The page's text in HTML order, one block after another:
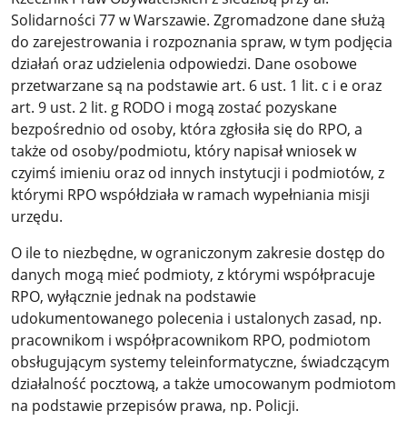
Solidarności 77 w Warszawie. Zgromadzone dane służą
do zarejestrowania i rozpoznania spraw, w tym podjęcia
działań oraz udzielenia odpowiedzi. Dane osobowe
przetwarzane są na podstawie art. 6 ust. 1 lit. c i e oraz
art. 9 ust. 2 lit. g RODO i mogą zostać pozyskane
bezpośrednio od osoby, która zgłosiła się do RPO, a
także od osoby/podmiotu, który napisał wniosek w
czyimś imieniu oraz od innych instytucji i podmiotów, z
którymi RPO współdziała w ramach wypełniania misji
urzędu.
O ile to niezbędne, w ograniczonym zakresie dostęp do
danych mogą mieć podmioty, z którymi współpracuje
RPO, wyłącznie jednak na podstawie
udokumentowanego polecenia i ustalonych zasad, np.
pracownikom i współpracownikom RPO, podmiotom
obsługującym systemy teleinformatyczne, świadczącym
działalność pocztową, a także umocowanym podmiotom
na podstawie przepisów prawa, np. Policji.